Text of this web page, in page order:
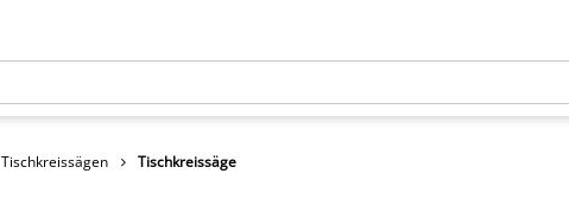
Tischkreissägen Tischkreissäge